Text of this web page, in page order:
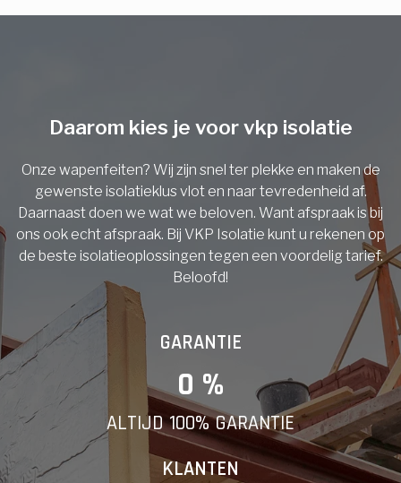
Vorige
Daarom kies je voor vkp isolatie
Onze wapenfeiten? Wij zijn snel ter plekke en maken de
gewenste isolatieklus vlot en naar tevredenheid af.
Daarnaast doen we wat we beloven. Want afspraak is bij
ons ook echt afspraak. Bij VKP Isolatie kunt u rekenen op
de beste isolatieoplossingen tegen een voordelig tarief.
Beloofd!
GARANTIE
0 %
ALTIJD 100% GARANTIE
KLANTEN